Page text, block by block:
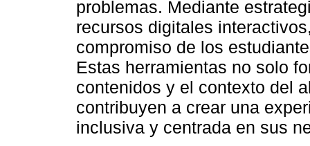
problemas. Mediante
recursos digitales
compromiso de los
Estas herramientas no solo
contenidos y el contexto del
contribuyen a crear una
inclusiva y centrada en sus